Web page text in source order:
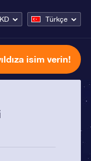
Türkçe
isim verin!